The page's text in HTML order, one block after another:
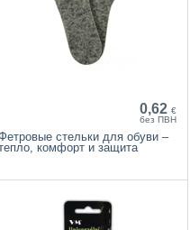
0,62 €
без ПВН
стельки для обуви –
комфорт и защита